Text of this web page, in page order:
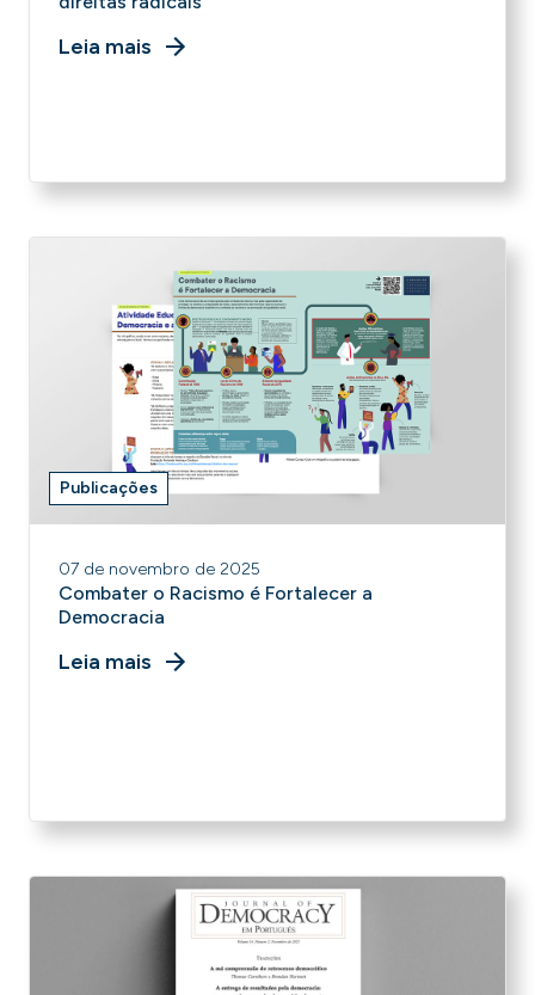
Leia mais
Publicações
07 de novembro de 2025
Combater o Racismo é Fortalecer a
Democracia
Leia mais